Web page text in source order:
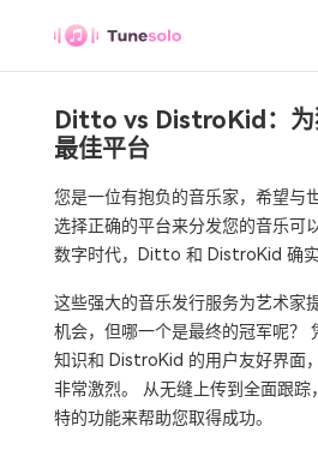
Ditto vs DistroKid：为
最佳平台
您是一位有抱负的音乐家，希望与
选择正确的平台来分发您的音乐可
数字时代，Ditto 和 DistroKid 确实
这些强大的音乐发行服务为艺术家
机会，但哪一个是最终的冠军呢？
知识和 DistroKid 的用户友好界面
非常激烈。 从无缝上传到全面跟踪
特的功能来帮助您取得成功。